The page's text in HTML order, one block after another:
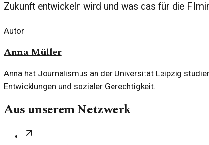
Zukunft entwickeln wird und was das für die
Autor
Anna Müller
Anna hat Journalismus an der Universität Leipzig
Entwicklungen und sozialer Gerechtigkeit.
Aus unserem Netzwerk